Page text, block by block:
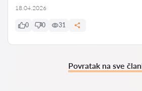
18.04.2026
0 0 31
Povratak na sve